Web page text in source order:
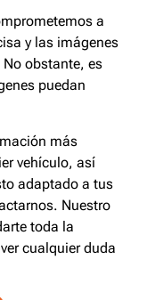
a
y las imágenes
obstante, es
puedan
más
vehículo, así
adaptado a tus
Nuestro
toda la
cualquier duda